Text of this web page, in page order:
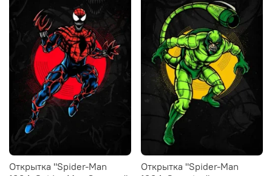
Открытка "Spider-Man
Открытка "Spider-Man